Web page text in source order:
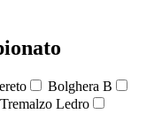
Bolghera B
Tremalzo Ledro